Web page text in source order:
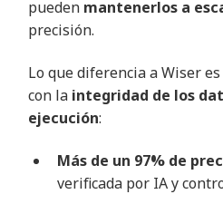
pueden mantenerlos a
precisión.
Lo que diferencia a Wiser
con la integridad de los
ejecución:
Más de un 97% de
verificada por IA y